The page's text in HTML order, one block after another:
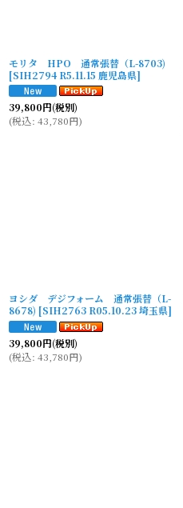
モリタ HPO 通常張替（L-8703)
[SIH2794 R5.11.15 鹿児島県]
39,800円(税別)
(税込: 43,780円)
ヨシダ デジフォーム 通常張替（L-
8678) [SIH2763 R05.10.23 埼玉県]
39,800円(税別)
(税込: 43,780円)